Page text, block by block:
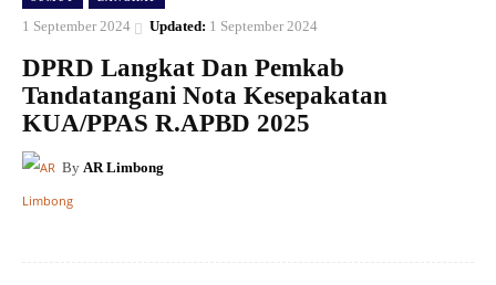
1 September 2024 Updated: 1 September 2024
DPRD Langkat Dan Pemkab
Tandatangani Nota Kesepakatan
KUA/PPAS R.APBD 2025
By AR Limbong